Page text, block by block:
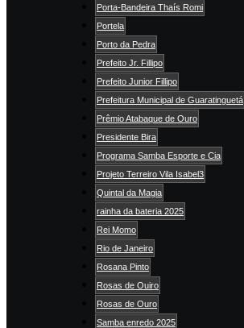
Porta-Bandeira Thaís Romi
Portela
Porto da Pedra
Prefeito Jr. Fillipo
Prefeito Junior Fillipo
Prefeitura Municipal de Guaratinguetá
Prêmio Atabaque de Ouro
Presidente Bira
Programa Samba Esporte e Cia
Projeto Terreiro Vila Isabel3
Quintal da Magia
rainha da bateria 2025
Rei Momo
Rio de Janeiro
Rosana Pinto
Rosas de Ouiro
Rosas de Ouro
Samba enredo 2025